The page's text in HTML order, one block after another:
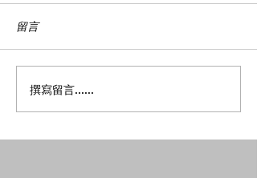
莫飛智教授與馬穎林醫師
受邀於世界中醫藥針灸文
留言
撰寫留言......